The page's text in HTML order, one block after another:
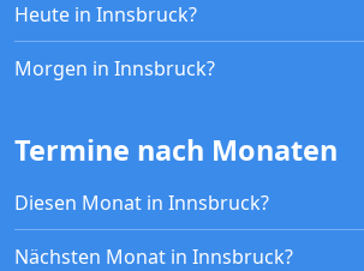
Heute in Innsbruck?
Morgen in Innsbruck?
Termine nach Monaten
Diesen Monat in Innsbruck?
Nächsten Monat in Innsbruck?